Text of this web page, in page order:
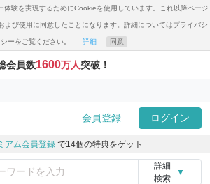
体験を実現するためにCookieを使用しています。これ以降ページ
よび使用に同意したことになります。詳細についてはプライバシ
ーをご覧ください。 詳細 同意
会員数1600万人突破！
会員登録 ログイン
アム会員登録 で14個の特典をゲット
詳細
検索
▼